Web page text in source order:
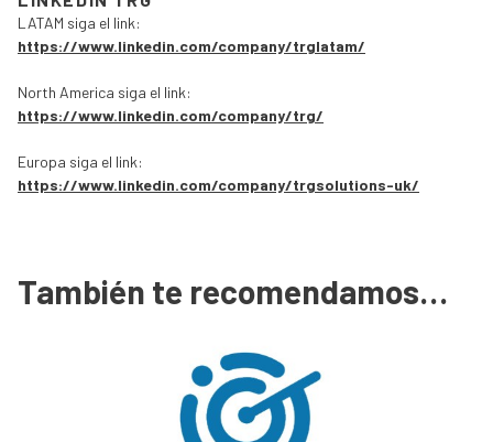
LATAM siga el link:
https://www.linkedin.com/company/trglatam/
North America siga el link:
https://www.linkedin.com/company/trg/
Europa siga el link:
https://www.linkedin.com/company/trgsolutions-uk/
También te recomendamos…